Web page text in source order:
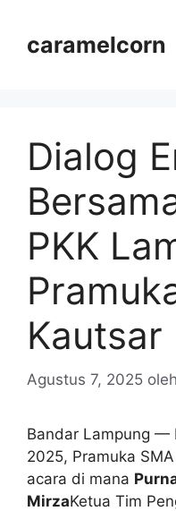
caramelcorn
Dialog
PKK
Kautsar
Agustus 7, 2025 oleh
Bandar Lampung —
2025, Pramuka
acara di mana
MirzaKetua Tim